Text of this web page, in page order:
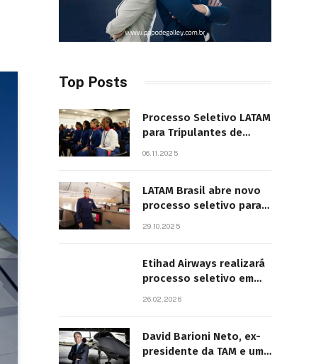
Top Posts
Processo Seletivo LATAM
para Tripulantes de
06.11.2025
LATAM Brasil abre novo
processo seletivo para
29.10.2025
Etihad Airways realizará
processo seletivo em
26.02.2026
David Barioni Neto, ex-
presidente da TAM e um